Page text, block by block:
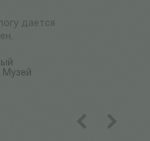
дается
Музей